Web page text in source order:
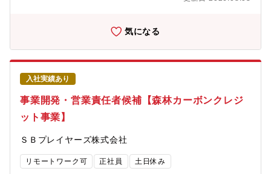
場のインナーケアカテゴリでシェア№1を目指します！
てお任せいたします。■事業戦略業務・プロモーション訴求検討や
た、顧客ニーズの分析・集約・事業拡大を目的とした上流方針の
策定及び全体発信・上流方針に基づいた各種プロジェクトの素案
立案・顧客ペルソナ/CJM（カスタマージャーニーマップ）の設
計、更新、展開・セールス・カスタマーサクセス・プロモーショ
ン担当等と連携の上、 各種プロジェクトの推進・効果検証 等
【扱うサービスについて】■楽楽精算：交通費などの経費申請/精
算をする申請者や、会計システムへの取り込みや立替費用の銀行
振込などを行う経理担当の業務を効率化できるシステム。■楽楽明
細：弊社の商材の中で成長率が高い／請求書や支払明細書といっ
テム。■楽楽販売：汎用型Webデータベースシステムとして11年
前にリリースし、毎年売上が増加しているサービス。Excelなどア
ナログ管理で煩雑になってしまう作業を効率化できるシステム。■
気になる
入社実績あり
事業開発・営業責任者候補【森林カーボンクレジ
ット事業】
ＳＢプレイヤーズ株式会社
リモートワーク可 正社員 土日休み